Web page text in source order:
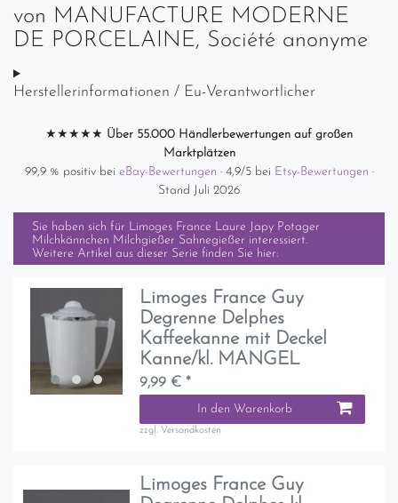
von MANUFACTURE MODERNE
DE PORCELAINE, Société anonyme
Herstellerinformationen / Eu-Verantwortlicher
★★★★★ Über 55.000 Händlerbewertungen auf großen
Marktplätzen
99,9 % positiv bei eBay-Bewertungen · 4,9/5 bei Etsy-Bewertungen ·
Stand Juli 2026
Sie haben sich für Limoges France Laure Japy Potager
Milchkännchen Milchgießer Sahnegießer interessiert.
Weitere Artikel aus dieser Serie finden Sie hier:
Limoges France Guy
Degrenne Delphes
Kaffeekanne mit Deckel
Kanne/kl. MANGEL
9,99 € *
In den Warenkorb
zzgl. Versandkosten
Limoges France Guy